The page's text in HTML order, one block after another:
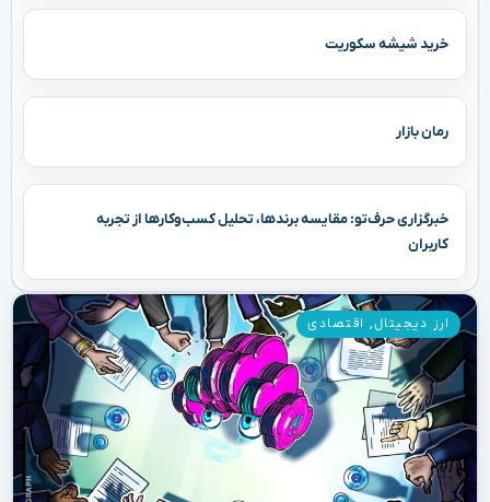
خرید شیشه سکوریت
رمان بازار
خبرگزاری حرف‌تو: مقایسه برندها، تحلیل کسب‌وکارها از تجربه
کاربران
ارز دیجیتال, اقتصادی